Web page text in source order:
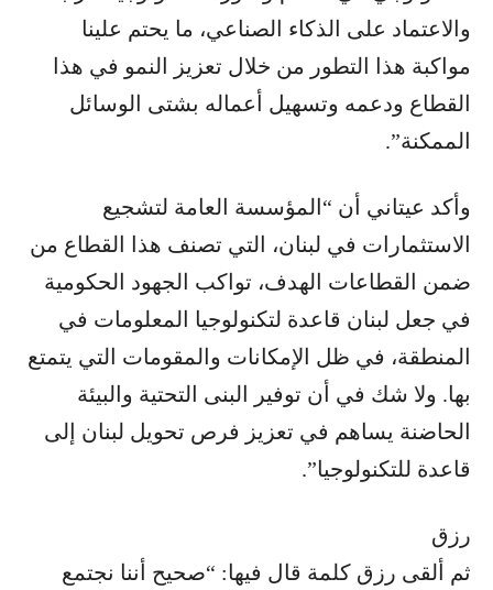
والاعتماد على الذكاء الصناعي، ما يحتم علينا
مواكبة هذا التطور من خلال تعزيز النمو في هذا
القطاع ودعمه وتسهيل أعماله بشتى الوسائل
الممكنة”.
وأكد عيتاني أن “المؤسسة العامة لتشجيع
الاستثمارات في لبنان، التي تصنف هذا القطاع من
ضمن القطاعات الهدف، تواكب الجهود الحكومية
في جعل لبنان قاعدة لتكنولوجيا المعلومات في
المنطقة، في ظل الإمكانات والمقومات التي يتمتع
بها. ولا شك في أن توفير البنى التحتية والبيئة
الحاضنة يساهم في تعزيز فرص تحويل لبنان إلى
قاعدة للتكنولوجيا”.
رزق
ثم ألقى رزق كلمة قال فيها: “صحيح أننا نجتمع